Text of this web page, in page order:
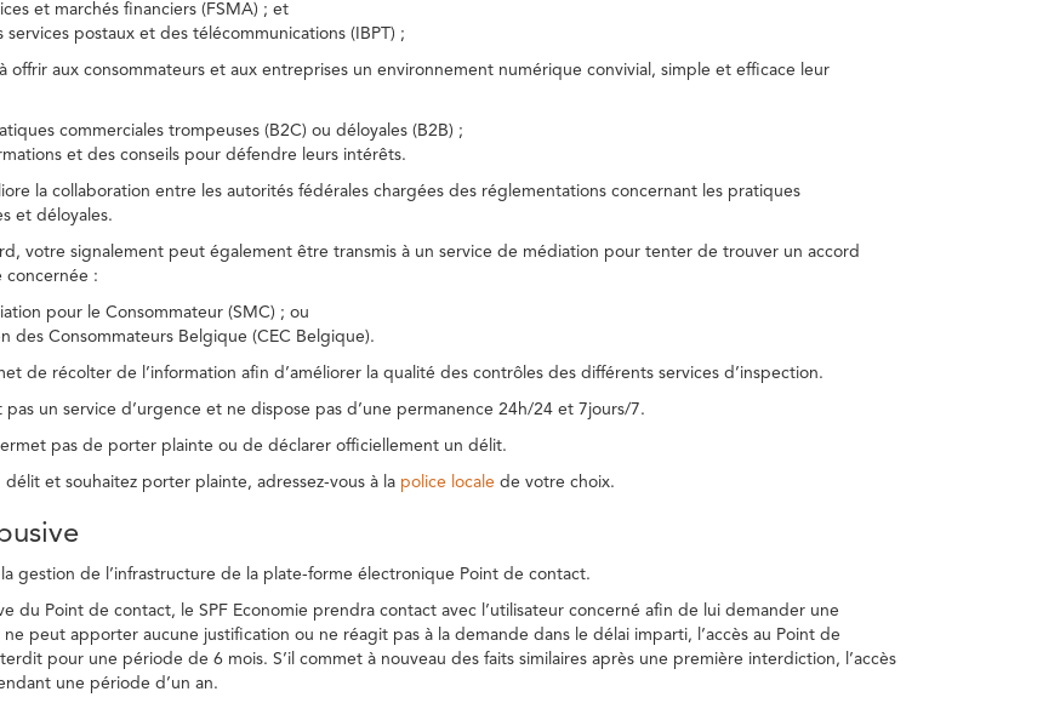
et marchés financiers (FSMA) ; et
services postaux et des télécommunications (IBPT) ;
offrir aux consommateurs et aux entreprises un environnement numérique convivial, simple et efficace leur
commerciales trompeuses (B2C) ou déloyales (B2B) ;
et des conseils pour défendre leurs intérêts.
la collaboration entre les autorités fédérales chargées des réglementations concernant les pratiques
et déloyales.
votre signalement peut également être transmis à un service de médiation pour tenter de trouver un accord
concernée :
pour le Consommateur (SMC) ; ou
des Consommateurs Belgique (CEC Belgique).
de récolter de l’information afin d’améliorer la qualité des contrôles des différents services d’inspection.
pas un service d’urgence et ne dispose pas d’une permanence 24h/24 et 7jours/7.
pas de porter plainte ou de déclarer officiellement un délit.
délit et souhaitez porter plainte, adressez-vous à la police locale de votre choix.
la gestion de l’infrastructure de la plate-forme électronique Point de contact.
du Point de contact, le SPF Economie prendra contact avec l’utilisateur concerné afin de lui demander une
peut apporter aucune justification ou ne réagit pas à la demande dans le délai imparti, l’accès au Point de
pour une période de 6 mois. S’il commet à nouveau des faits similaires après une première interdiction, l’accès
une période d’un an.